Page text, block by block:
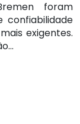
foram
exigentes.